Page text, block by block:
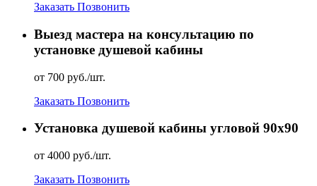
Заказать Позвонить
Выезд мастера на консультацию по
установке душевой кабины
от 700 руб./шт.
Заказать Позвонить
Установка душевой кабины угловой 90х90
от 4000 руб./шт.
Заказать Позвонить